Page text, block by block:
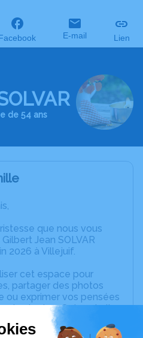
E-mail Lien
de 54 ans
que nous vous
Jean SOLVAR
2026 à Villejuif.
cet espace pour
partager des photos
ou exprimer vos pensées
des textes. Cet endroit
à honorer la